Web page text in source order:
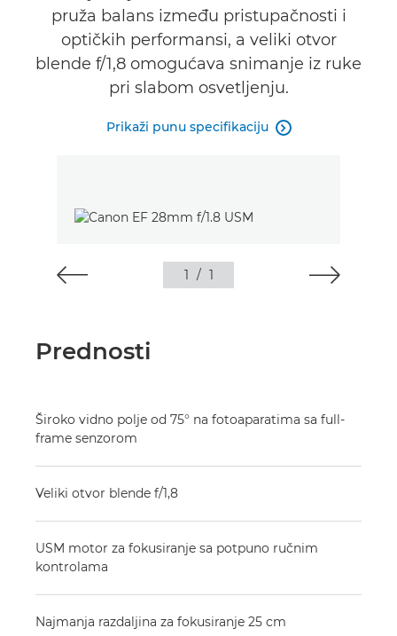
pruža balans između pristupačnosti i
optičkih performansi, a veliki otvor
blende f/1,8 omogućava snimanje iz ruke
pri slabom osvetljenju.
Prikaži punu specifikaciju 
1 / 1
Prednosti
Široko vidno polje od 75° na fotoaparatima sa full-
frame senzorom
Veliki otvor blende f/1,8
USM motor za fokusiranje sa potpuno ručnim
kontrolama
Najmanja razdaljina za fokusiranje 25 cm